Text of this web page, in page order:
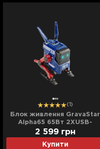
(1)
Блок живлення GravaStar
Alpha65 65Вт 2XUSB-
C/USB-A (Blue)
Купити
2 599 грн